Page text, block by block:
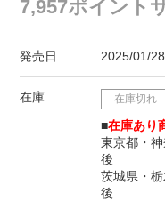
7,957ポイント
発売日 2025/01/
在庫 在庫切れ
■在庫あり
東京都・
後
茨城県・
後